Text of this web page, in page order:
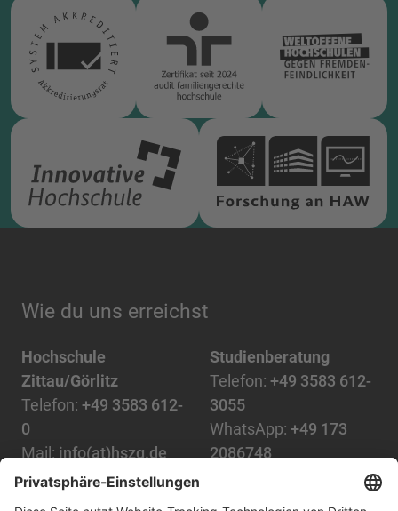
Wie du uns erreichst
Hochschule
Zittau/Görlitz
Telefon: +49 3583 612-
0
Mail: info(at)hszg.de
Studienberatung
Telefon: +49 3583 612-
3055
WhatsApp: +49 173
2086748